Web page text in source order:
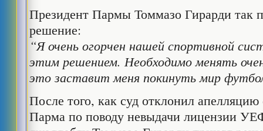
Президент Пармы Томмазо Гирарди так
решение:
“Я очень огорчен нашей спортивной
этим решением. Необходимо менять
это заставит меня покинуть мир
После того, как суд отклонил апелляцию
Парма по поводу невыдачи лицензии